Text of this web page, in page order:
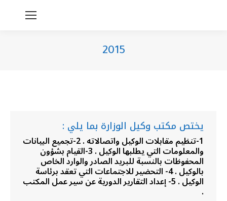
2015
يختص مكتب وكيل الوزارة بما يلي :
1-تنظيم مقابلات الوكيل واتصالاته . 2-تجميع البيانات
والمعلومات التي يطلبها الوكيل . 3-القيام بشؤون
المحفوظات بالنسبة للبريد الصادر والوارد الخاص
بالوكيل . 4- التحضير للاجتماعات التي تعقد برئاسة
الوكيل . 5- إعداد التقارير الدورية عن سير عمل المكتب
.